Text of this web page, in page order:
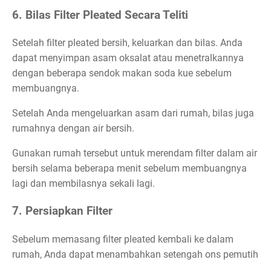
6. Bilas Filter Pleated Secara Teliti
Setelah filter pleated bersih, keluarkan dan bilas. Anda
dapat menyimpan asam oksalat atau menetralkannya
dengan beberapa sendok makan soda kue sebelum
membuangnya.
Setelah Anda mengeluarkan asam dari rumah, bilas juga
rumahnya dengan air bersih.
Gunakan rumah tersebut untuk merendam filter dalam air
bersih selama beberapa menit sebelum membuangnya
lagi dan membilasnya sekali lagi.
7. Persiapkan Filter
Sebelum memasang filter pleated kembali ke dalam
rumah, Anda dapat menambahkan setengah ons pemutih